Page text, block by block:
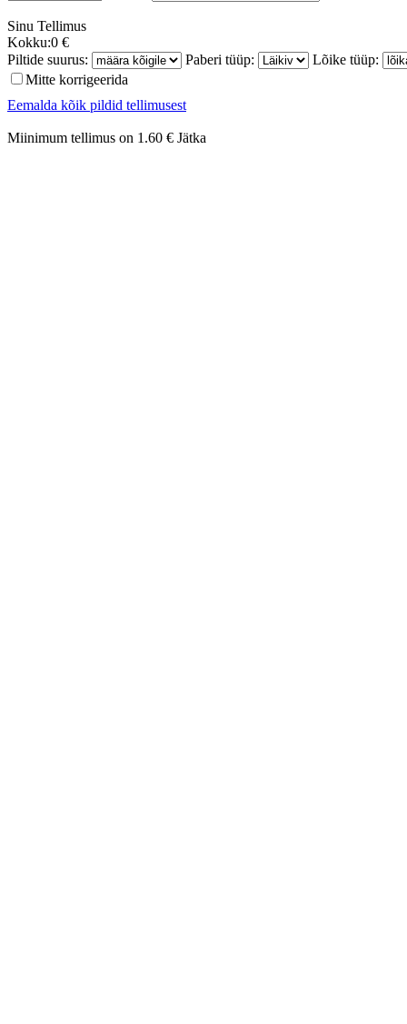
Sinu Tellimus
Kokku:0 €
Piltide suurus:
Paberi tüüp:
Lõike tüüp:
Mitte korrigeerida
Eemalda kõik pildid tellimusest
Miinimum tellimus on 1.60 € Jätka